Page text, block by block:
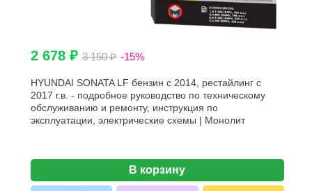
2 678 ₽ 3 150 ₽ -15%
HYUNDAI SONATA LF бензин с 2014, рестайлинг с
2017 г.в. - подробное руководство по техническому
обслуживанию и ремонту, инструкция по
эксплуатации, электрические схемы | Монолит
В корзину